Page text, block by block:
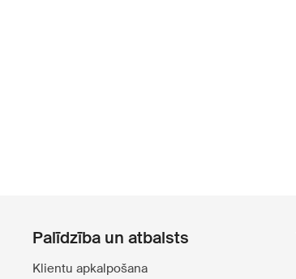
Palīdzība un atbalsts
Klientu apkalpošana